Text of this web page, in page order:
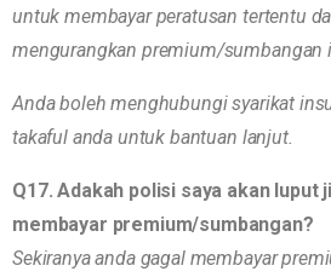
untuk membayar peratusan tertentu
mengurangkan premium/sumbangan
Anda boleh menghubungi syarikat
takaful anda untuk bantuan lanjut.
Q17. Adakah polisi saya akan luput
membayar premium/sumbangan?
Sekiranya anda gagal membayar